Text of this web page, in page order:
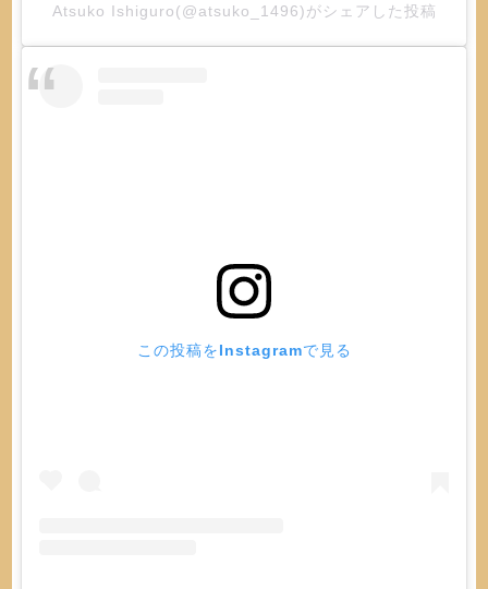
Atsuko Ishiguro(@atsuko_1496)がシェアした投稿
この投稿をInstagramで見る